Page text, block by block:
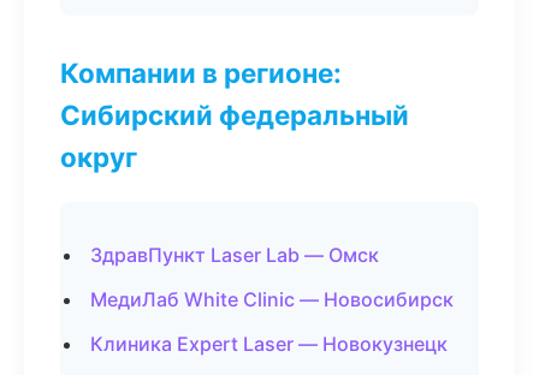
Компании в регионе:
Сибирский федеральный
округ
ЗдравПункт Laser Lab — Омск
МедиЛаб White Clinic — Новосибирск
Клиника Expert Laser — Новокузнецк